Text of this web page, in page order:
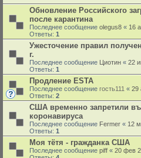
Обновление Российского
после карантина
Последнее сообщение olegus8 « 16
Ответы: 1
Ужесточение правил
г.
Последнее сообщение Циотин « 22
Ответы: 1
Продление ESTA
Последнее сообщение гость111 « 29
Ответы: 2
США временно запретили
коронавируса
Последнее сообщение Fermer « 12
Ответы: 1
Моя тётя - гражданка США
Последнее сообщение piff « 20 фев